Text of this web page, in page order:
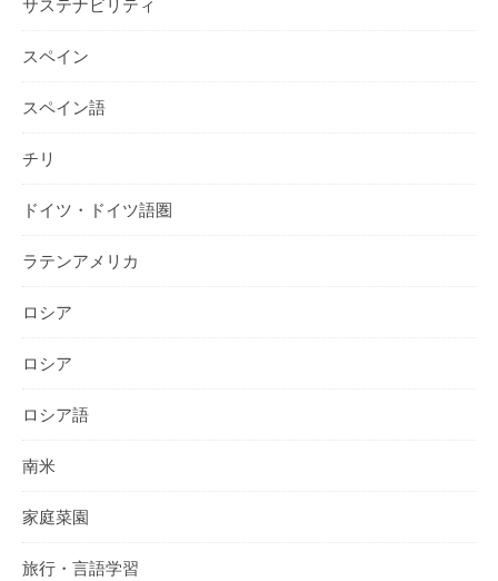
サステナビリティ
スペイン
スペイン語
チリ
ドイツ・ドイツ語圏
ラテンアメリカ
ロシア
ロシア
ロシア語
南米
家庭菜園
旅行・言語学習